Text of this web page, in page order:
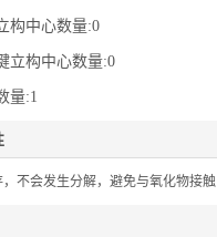
构中心数量:0
立构中心数量:0
量:1
不会发生分解，避免与氧化物接触